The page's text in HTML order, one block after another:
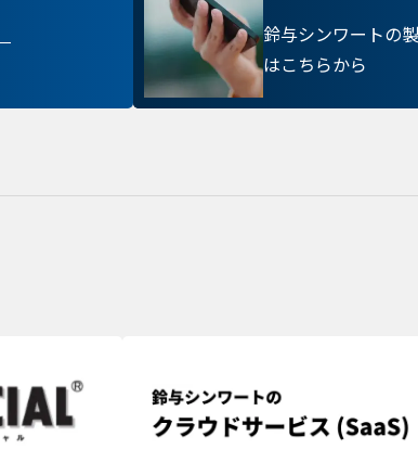
鈴与シンワートの
はこちらから
プライバシー情報
お客様が当サイトを訪れると、ブラウザに情報が保存
常に機能させる目的を中心に使われます。個人を直接特